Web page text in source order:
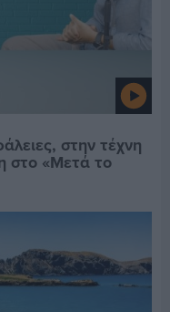
στην τέχνη
στο «Μετά το